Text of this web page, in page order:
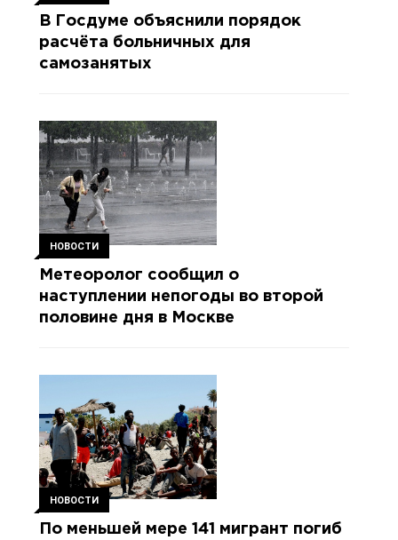
В Госдуме объяснили порядок
расчёта больничных для
самозанятых
НОВОСТИ
Метеоролог сообщил о
наступлении непогоды во второй
половине дня в Москве
НОВОСТИ
По меньшей мере 141 мигрант погиб